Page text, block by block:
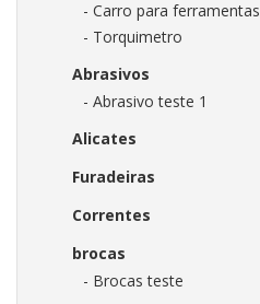
- Carro para ferramentas
- Torquimetro
Abrasivos
- Abrasivo teste 1
Alicates
Furadeiras
Correntes
brocas
- Brocas teste